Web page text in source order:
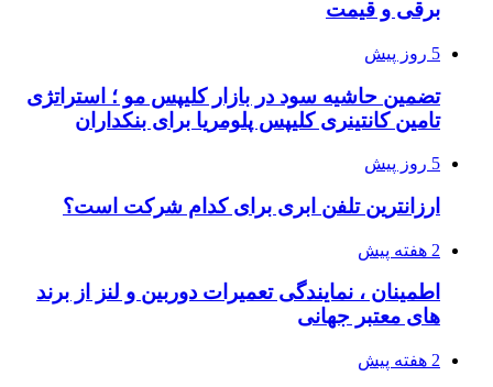
برقی و قیمت
5 روز پیش
تضمین حاشیه سود در بازار کلیپس مو ؛ استراتژی
تامین کانتینری کلیپس پلومریا برای بنکداران
5 روز پیش
ارزانترین تلفن ابری برای کدام شرکت است؟
2 هفته پیش
اطمینان ، نمایندگی تعمیرات دوربین و لنز از برند
های معتبر جهانی
2 هفته پیش